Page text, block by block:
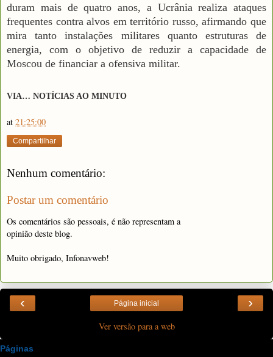
duram mais de quatro anos, a Ucrânia realiza ataques
frequentes contra alvos em território russo, afirmando que
mira tanto instalações militares quanto estruturas de
energia, com o objetivo de reduzir a capacidade de
Moscou de financiar a ofensiva militar.
VIA… NOTÍCIAS AO MINUTO
at 21:25:00
Compartilhar
Nenhum comentário:
Postar um comentário
Os comentários são pessoais, é não representam a
opinião deste blog.
Muito obrigado, Infonavweb!
‹ ›
Página inicial
Ver versão para a web
Páginas